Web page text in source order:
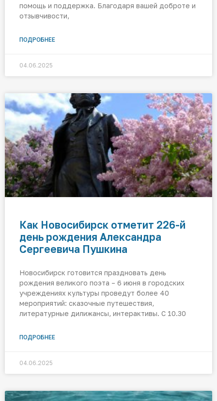
помощь и поддержка. Благодаря вашей доброте и
отзывчивости,
ПОДРОБНЕЕ
04.06.2025
Как Новосибирск отметит 226-й
день рождения Александра
Сергеевича Пушкина
Новосибирск готовится праздновать день
рождения великого поэта – 6 июня в городских
учреждениях культуры проведут более 40
мероприятий: сказочные путешествия,
литературные дилижансы, интерактивы. С 10.30
ПОДРОБНЕЕ
04.06.2025